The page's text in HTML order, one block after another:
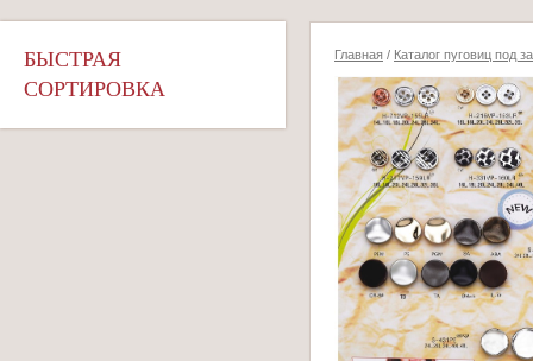
БЫСТРАЯ
СОРТИРОВКА
Главная / Каталог пуговиц под